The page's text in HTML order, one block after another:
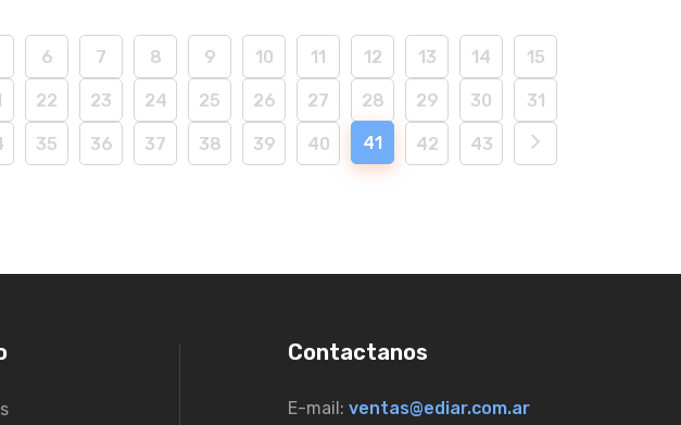
6 7 8 9 10 11 12 13 14 15
22 23 24 25 26 27 28 29 30 31
35 36 37 38 39 40 41 42 43
Contactanos
E-mail: ventas@ediar.com.ar